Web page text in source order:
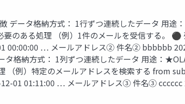
データ格納方式： 1行ずつ連続したデータ 用
要のある処理 （例）1件のメールを受信する
00:00:00 … メールアドレス② 件名② bbbbbb
格納方式： 1列ずつ連続したデータ 用途：
（例）特定のメールアドレスを検索する from
01 01:11:00 … メールアドレス③ 件名③ cccccc